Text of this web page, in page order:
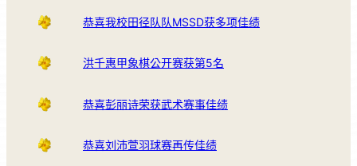
恭喜我校田径队队MSSD获多项佳绩
洪千惠甲象棋公开赛获第5名
恭喜彭丽诗荣获武术赛事佳绩
恭喜刘沛萱羽球赛再传佳绩